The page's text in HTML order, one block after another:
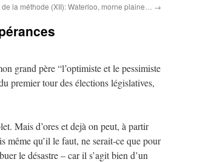
la méthode (XII): Waterloo, morne plaine… →
grand père “l’optimiste et le pessimiste
premier tour des élections législatives,
Mais d’ores et dejà on peut, à partir
même qu’il le faut, ne serait-ce que pour
le désastre – car il s’agit bien d’un